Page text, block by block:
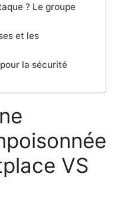
? Le groupe
et les
la sécurité
VS